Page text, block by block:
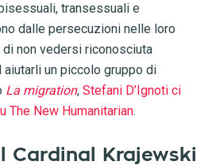
transessuali e
dalle persecuzioni nelle loro
di non vedersi riconosciuta
un piccolo gruppo di
La migration, Stefani D’Ignoti ci
The New Humanitarian.
Cardinal Krajewski